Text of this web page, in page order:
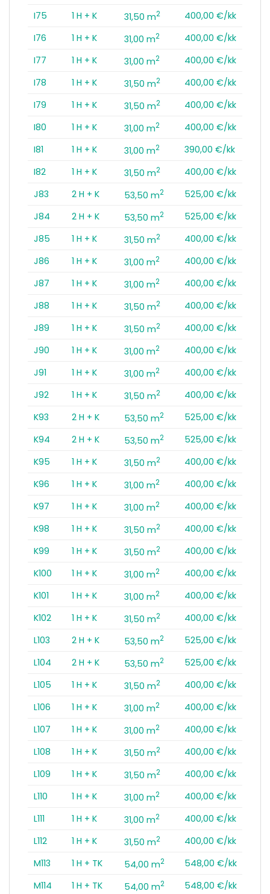
I75
1 H + K 31,50 m2
400,00 €/kk
I76
1 H + K 31,00 m2
400,00 €/kk
I77
1 H + K 31,00 m2
400,00 €/kk
I78
1 H + K 31,50 m2
400,00 €/kk
I79
1 H + K 31,50 m2
400,00 €/kk
I80
1 H + K 31,00 m2
400,00 €/kk
I81
1 H + K 31,00 m2
390,00 €/kk
I82
1 H + K 31,50 m2
400,00 €/kk
J83
2 H + K 53,50 m2
525,00 €/kk
J84
2 H + K 53,50 m2
525,00 €/kk
J85
1 H + K 31,50 m2
400,00 €/kk
J86
1 H + K 31,00 m2
400,00 €/kk
J87
1 H + K 31,00 m2
400,00 €/kk
J88
1 H + K 31,50 m2
400,00 €/kk
J89
1 H + K 31,50 m2
400,00 €/kk
J90
1 H + K 31,00 m2
400,00 €/kk
J91
1 H + K 31,00 m2
400,00 €/kk
J92
1 H + K 31,50 m2
400,00 €/kk
K93
2 H + K 53,50 m2
525,00 €/kk
K94
2 H + K 53,50 m2
525,00 €/kk
K95
1 H + K 31,50 m2
400,00 €/kk
K96
1 H + K 31,00 m2
400,00 €/kk
K97
1 H + K 31,00 m2
400,00 €/kk
K98
1 H + K 31,50 m2
400,00 €/kk
K99
1 H + K 31,50 m2
400,00 €/kk
K100
1 H + K 31,00 m2
400,00 €/kk
K101
1 H + K 31,00 m2
400,00 €/kk
K102
1 H + K 31,50 m2
400,00 €/kk
L103
2 H + K 53,50 m2
525,00 €/kk
L104
2 H + K 53,50 m2
525,00 €/kk
L105
1 H + K 31,50 m2
400,00 €/kk
L106
1 H + K 31,00 m2
400,00 €/kk
L107
1 H + K 31,00 m2
400,00 €/kk
L108
1 H + K 31,50 m2
400,00 €/kk
L109
1 H + K 31,50 m2
400,00 €/kk
L110
1 H + K 31,00 m2
400,00 €/kk
L111
1 H + K 31,00 m2
400,00 €/kk
L112
1 H + K 31,50 m2
400,00 €/kk
M113
1 H + TK 54,00 m2
548,00 €/kk
M114
1 H + TK 54,00 m2
548,00 €/kk